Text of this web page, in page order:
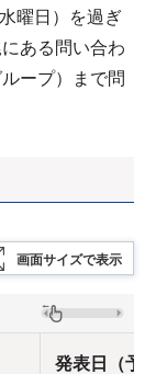
曜日）を過ぎ
ある問い合わ
ープ）まで問
画面サイズで表示
発表日（予